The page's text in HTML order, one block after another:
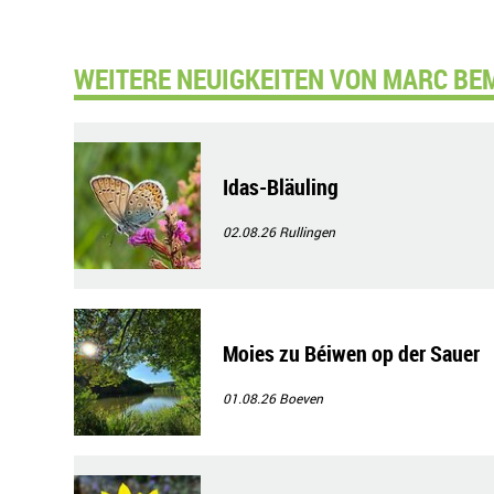
WEITERE NEUIGKEITEN VON MARC
Idas-Bläuling
02.08.26Rullingen
Moies zu Béiwen op der Sauer
01.08.26Boeven